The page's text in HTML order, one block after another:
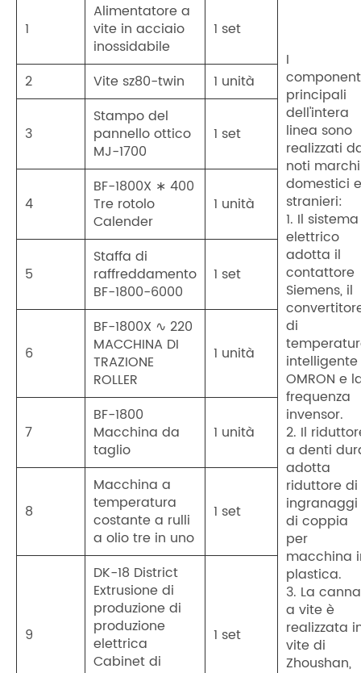
1
Alimentatore a
vite in acciaio
inossidabile
1 set
I
principali
dell'intera
linea sono
realizzati
noti marchi
domestici e
stranieri:
1. Il sistema
elettrico
adotta il
contattore
Siemens, il
di
intelligente
OMRON e
frequenza
invensor.
2. Il
a denti
adotta
riduttore di
ingranaggi
di coppia
per
macchina
plastica.
3. La canna
a vite è
realizzata
vite di
Zhoushan,
2 Vite sz80-twin 1 unità
3
Stampo del
pannello ottico
MJ-1700
1 set
4
BF-1800X ∗ 400
Tre rotolo
Calender
1 unità
5
Staffa di
raffreddamento
BF-1800-6000
1 set
6
BF-1800X ∿ 220
MACCHINA DI
TRAZIONE
ROLLER
1 unità
7
BF-1800
Macchina da
taglio
1 unità
8
Macchina a
temperatura
costante a rulli
a olio tre in uno
1 set
9
DK-18 District
Extrusione di
produzione di
produzione
elettrica
Cabinet di
1 set